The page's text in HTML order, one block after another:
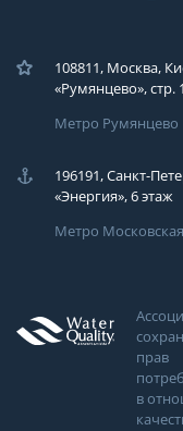
108811, Москва,
«Румянцево», стр.
Метро Румянцево
196191, Санкт-
«Энергия», 6 этаж
Метро Московская
прав
в